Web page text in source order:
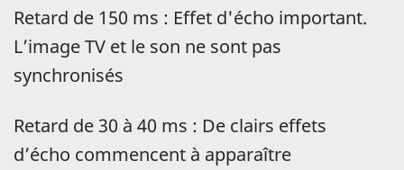
Retard de 150 ms : Effet d'écho important.
L’image TV et le son ne sont pas
synchronisés
Retard de 30 à 40 ms : De clairs effets
d’écho commencent à apparaître